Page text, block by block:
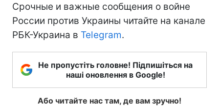
Срочные и важные сообщения о войне
России против Украины читайте на канале
РБК-Украина в Telegram.
Не пропустіть головне! Підпишіться на
наші оновлення в Google!
Або читайте нас там, де вам зручно!